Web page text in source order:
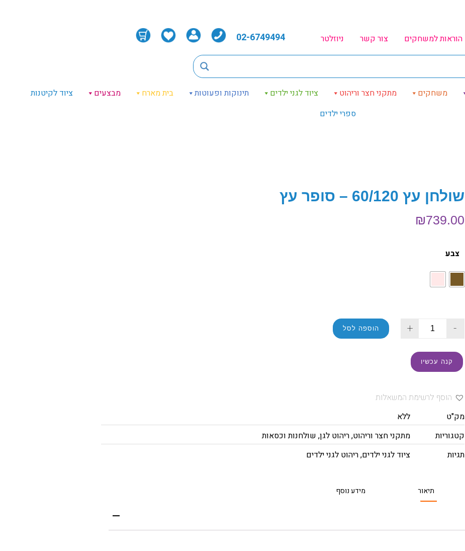
הוראות למשחקים צור קשר ניוזלטר 02-6749494
משחקים מתקני חצר וריהוט ציוד לגני ילדים תינוקות ופעוטות בית מארח מבצעים
ציוד לקיטנות
ספרי ילדים
שולחן עץ 60/120 – סופר עץ
₪739.00
צבע
-
+ הוספה לסל
קנה עכשיו
הוסף לרשימת המשאלות
מק"ט
ללא
קטגוריות
מתקני חצר וריהוט,ריהוט לגן, שולחנות וכסאות
תגיות
ציוד לגני ילדים,ריהוט לגני ילדים
תיאור מידע נוסף